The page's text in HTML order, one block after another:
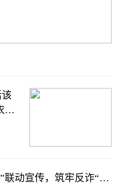
库
联动宣传，筑牢反诈“心